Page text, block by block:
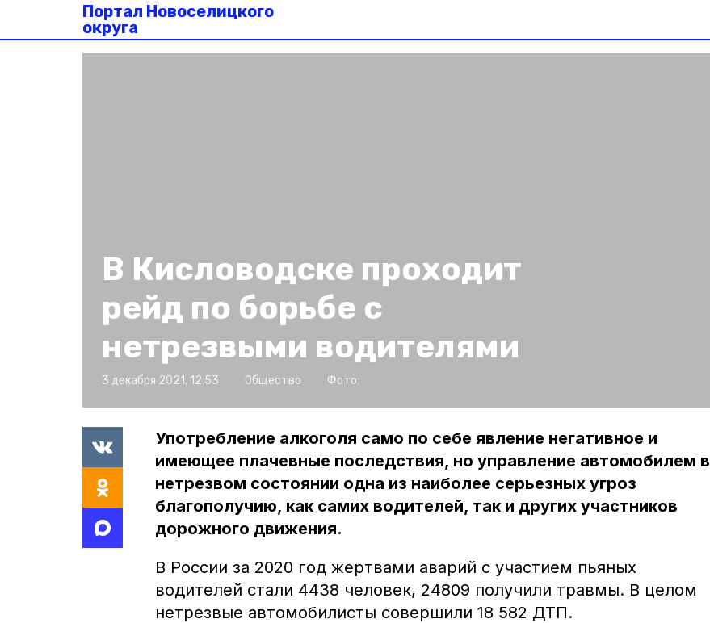
Портал Новоселицкого
округа
В Кисловодске проходит
рейд по борьбе с
нетрезвыми водителями
3 декабря 2021, 12:53 Общество Фото:
Употребление алкоголя само по себе явление негативное и
имеющее плачевные последствия, но управление автомобилем в
нетрезвом состоянии одна из наиболее серьезных угроз
благополучию, как самих водителей, так и других участников
дорожного движения.
В России за 2020 год жертвами аварий с участием пьяных
водителей стали 4438 человек, 24809 получили травмы. В целом
нетрезвые автомобилисты совершили 18 582 ДТП.